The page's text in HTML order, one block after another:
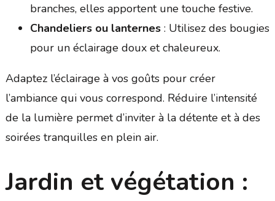
branches, elles apportent une touche festive.
Chandeliers ou lanternes: Utilisez des bougies
pour un éclairage doux et chaleureux.
Adaptez l’éclairage à vos goûts pour créer
l’ambiance qui vous correspond. Réduire l’intensité
de la lumière permet d’inviter à la détente et à des
soirées tranquilles en plein air.
Jardin et végétation :